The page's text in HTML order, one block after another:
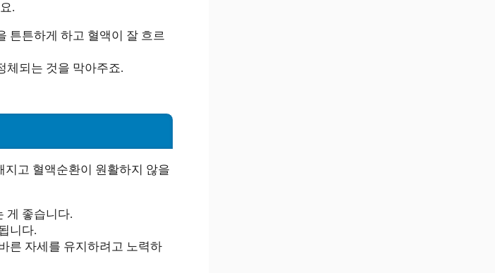
.
튼튼하게 하고 혈액이 잘 흐르
체되는 것을 막아주죠.
고 혈액순환이 원활하지 않을
게 좋습니다.
니다.
른 자세를 유지하려고 노력하